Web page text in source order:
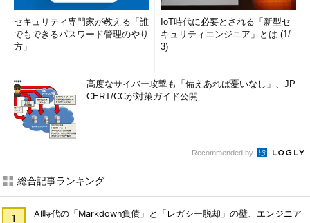
セキュリティ専門家が教える「誰
でもできるパスワード管理のやり
方」
IoT時代に必要とされる「新型セ
キュリティエンジニア」とは (1/
3)
高度なサイバー攻撃も「備えあれば憂いなし」、JP
CERT/CCが対策ガイド公開
Recommended by
総合記事ランキング
AI時代の「Markdown負債」と「レガシー脱却」の壁、エンジニア